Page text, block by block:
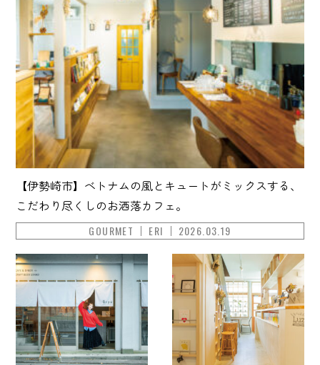
【伊勢崎市】ベトナムの風とキュートがミックスする、
こだわり尽くしのお洒落カフェ。
GOURMET ERI 2026.03.19